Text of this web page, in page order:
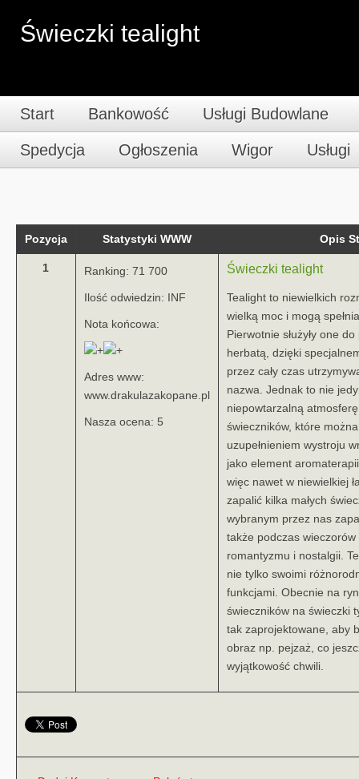
Świeczki tealight
Start Bankowość Usługi Budowlane
Spedycja Ogłoszenia Wigor Usługi
Pozycja Statystyki WWW Opis
1 Ranking: 71 700
Ilość odwiedzin: INF
Nota końcowa:
Adres www:
www.drakulazakopane.pl
Nasza ocena: 5
Świeczki tealight
Tealight to niewielkich
wielką moc i mogą
Pierwotnie służyły one
herbatą, dzięki
przez cały czas
nazwa. Jednak to nie
niepowtarzalną
świeczników, które
uzupełnieniem wystroju
jako element
więc nawet w niewielkiej
zapalić kilka małych
wybranym przez nas
także podczas
romantyzmu i nostalgii.
nie tylko swoimi
funkcjami. Obecnie na
świeczników na świeczki
tak zaprojektowane, aby
obraz np. pejzaż, co
wyjątkowość chwili.